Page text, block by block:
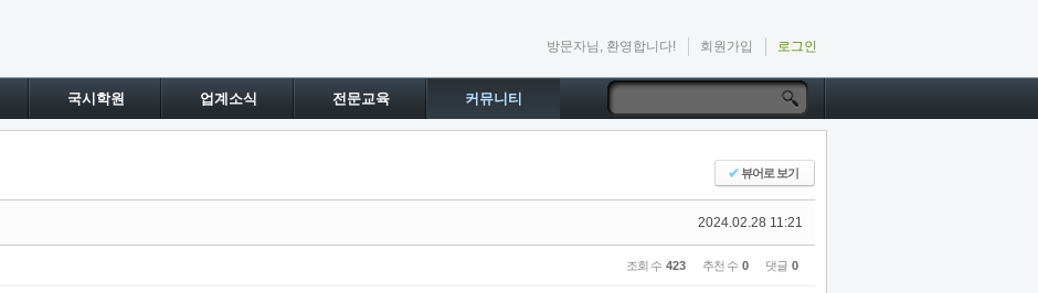
방문자님, 환영합니다! 회원가입 로그인
국시학원 업계소식 전문교육 커뮤니티
✔뷰어로 보기
2024.02.28 11:21
조회 수 423 추천 수 0 댓글 0